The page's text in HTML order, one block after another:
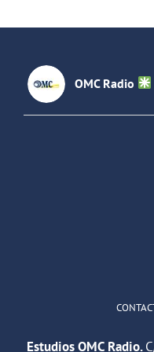
OMC Radio
Estudios OMC Radio.